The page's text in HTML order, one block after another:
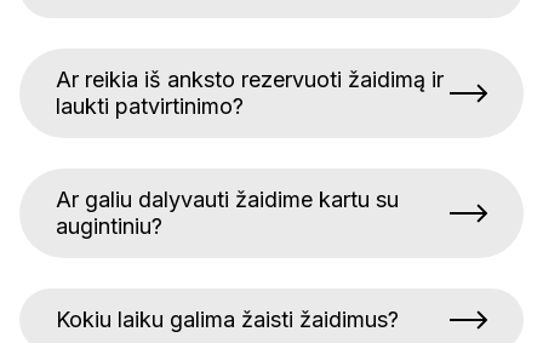
Ar reikia iš anksto rezervuoti žaidimą ir
laukti patvirtinimo?
Ar galiu dalyvauti žaidime kartu su
augintiniu?
Kokiu laiku galima žaisti žaidimus?